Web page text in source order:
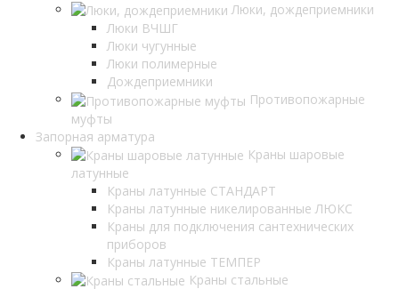
Люки, дождеприемники
Люки ВЧШГ
Люки чугунные
Люки полимерные
Дождеприемники
Противопожарные
муфты
Запорная арматура
Краны шаровые
латунные
Краны латунные СТАНДАРТ
Краны латунные никелированные ЛЮКС
Краны для подключения сантехнических
приборов
Краны латунные ТЕМПЕР
Краны стальные